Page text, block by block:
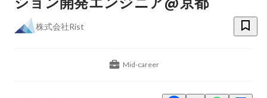
株式会社Rist
Mid-career